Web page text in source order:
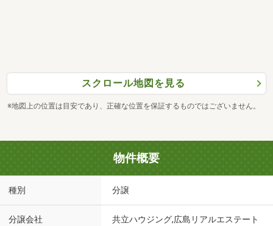
スクロール地図を見る
※地図上の位置は目安であり、正確な位置を保証するものではございません。
物件概要
種別 分譲
分譲会社 共立ハウジング,広島リアルエステート